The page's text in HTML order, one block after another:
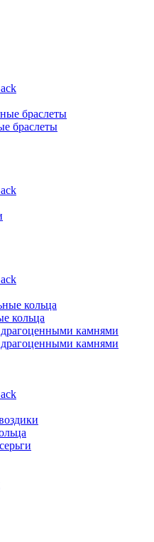
браслеты
браслеты
кольца
кольца
камнями
камнями